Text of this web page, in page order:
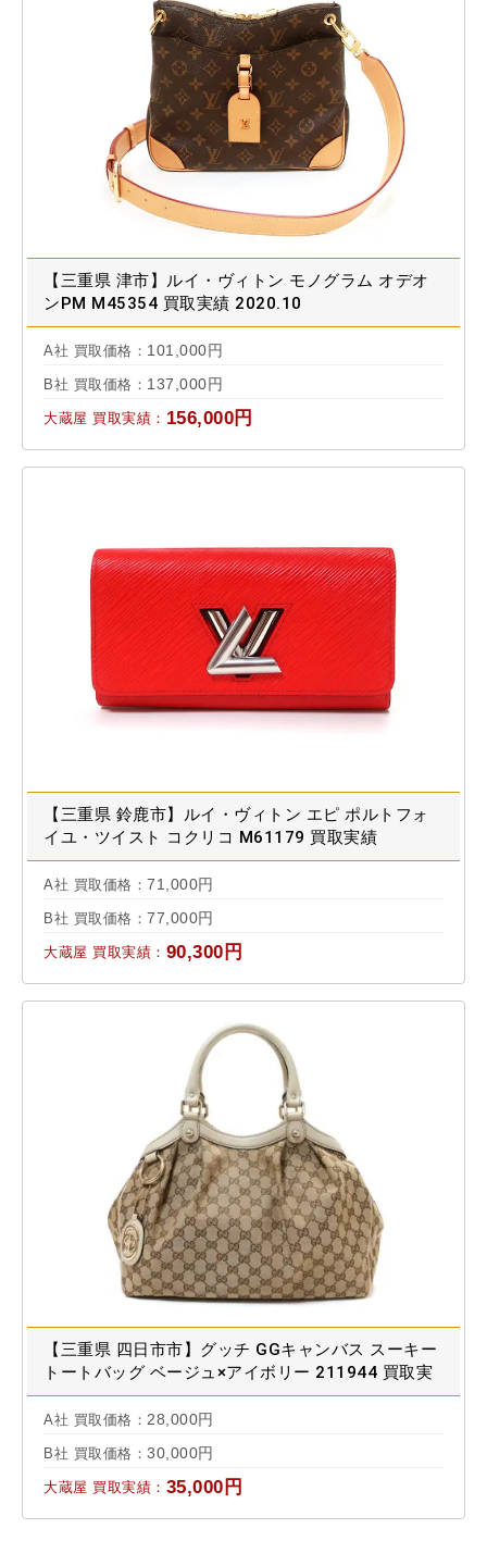
【三重県 津市】ルイ・ヴィトン モノグラム オデオ
ンPM M45354 買取実績 2020.10
A社 買取価格： 101,000円
B社 買取価格： 137,000円
大蔵屋 買取実績： 156,000円
【三重県 鈴鹿市】ルイ・ヴィトン エピ ポルトフォ
イユ・ツイスト コクリコ M61179 買取実績
2020.09
A社 買取価格： 71,000円
B社 買取価格： 77,000円
大蔵屋 買取実績： 90,300円
【三重県 四日市市】グッチ GGキャンバス スーキー
トートバッグ ベージュ×アイボリー 211944 買取実
績 2026.01
A社 買取価格： 28,000円
B社 買取価格： 30,000円
大蔵屋 買取実績： 35,000円